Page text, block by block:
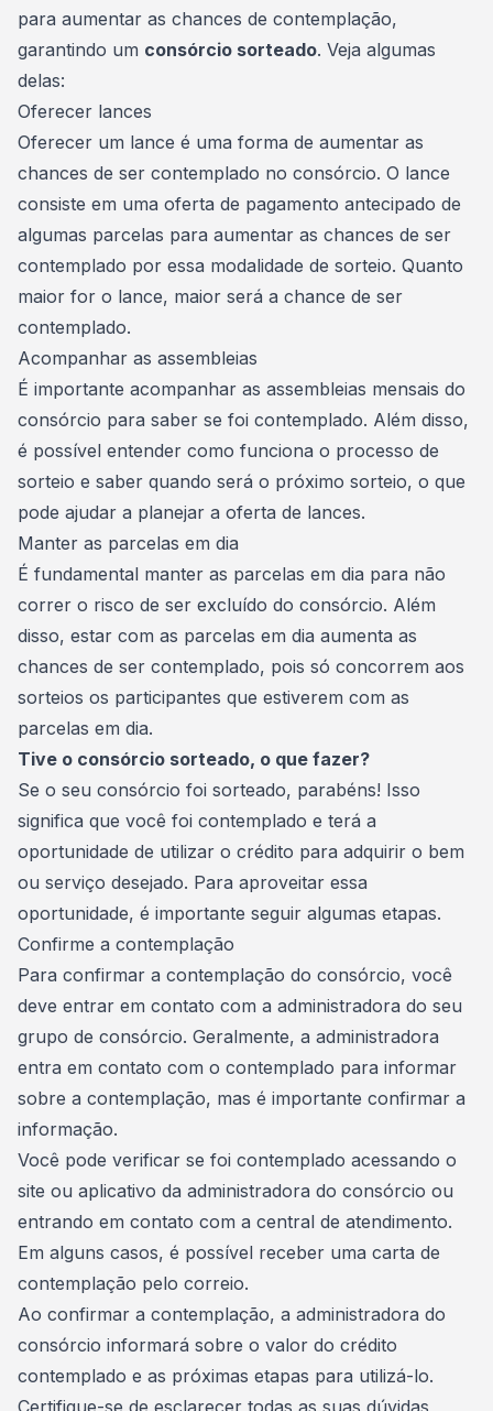
para aumentar as chances de contemplação,
garantindo um consórcio sorteado. Veja algumas
delas:
Oferecer lances
Oferecer um lance é uma forma de aumentar as
chances de ser contemplado no consórcio. O lance
consiste em uma oferta de pagamento antecipado de
algumas parcelas para aumentar as chances de ser
contemplado por essa modalidade de sorteio. Quanto
maior for o lance, maior será a chance de ser
contemplado.
Acompanhar as assembleias
É importante acompanhar as assembleias mensais do
consórcio para saber se foi contemplado. Além disso,
é possível entender como funciona o processo de
sorteio e saber quando será o próximo sorteio, o que
pode ajudar a planejar a oferta de lances.
Manter as parcelas em dia
É fundamental manter as parcelas em dia para não
correr o risco de ser excluído do consórcio. Além
disso, estar com as parcelas em dia aumenta as
chances de ser contemplado, pois só concorrem aos
sorteios os participantes que estiverem com as
parcelas em dia.
Tive o consórcio sorteado, o que fazer?
Se o seu consórcio foi sorteado, parabéns! Isso
significa que você foi contemplado e terá a
oportunidade de utilizar o crédito para adquirir o bem
ou serviço desejado. Para aproveitar essa
oportunidade, é importante seguir algumas etapas.
Confirme a contemplação
Para confirmar a contemplação do consórcio, você
deve entrar em contato com a administradora do seu
grupo de consórcio. Geralmente, a administradora
entra em contato com o contemplado para informar
sobre a contemplação, mas é importante confirmar a
informação.
Você pode verificar se foi contemplado acessando o
site ou aplicativo da administradora do consórcio ou
entrando em contato com a central de atendimento.
Em alguns casos, é possível receber uma carta de
contemplação pelo correio.
Ao confirmar a contemplação, a administradora do
consórcio informará sobre o valor do crédito
contemplado e as próximas etapas para utilizá-lo.
Certifique-se de esclarecer todas as suas dúvidas